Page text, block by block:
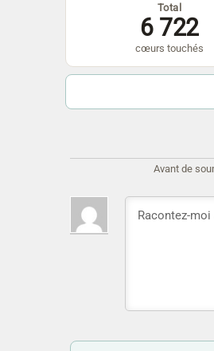
Total
6 722
cœurs touchés
Avant de